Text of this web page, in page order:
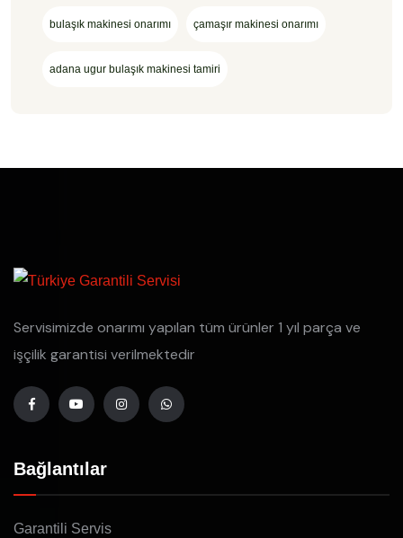
bulaşık makinesi onarımı çamaşır makinesi onarımı
adana ugur bulaşık makinesi tamiri
Servisimizde onarımı yapılan tüm ürünler 1 yıl parça ve
işçilik garantisi verilmektedir
Bağlantılar
Garantili Servis